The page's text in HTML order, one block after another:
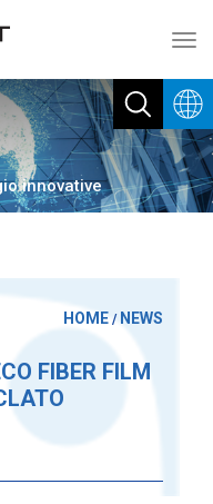
innovative
HOME/ NEWS
FIBER FILM